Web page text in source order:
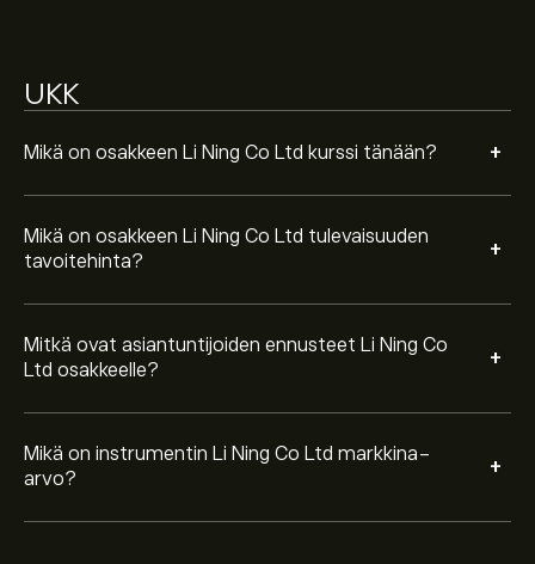
UKK
Mikä on osakkeen Li Ning Co Ltd kurssi tänään? +
Mikä on osakkeen Li Ning Co Ltd tulevaisuuden
tavoitehinta?
+
Mitkä ovat asiantuntijoiden ennusteet Li Ning Co
Ltd osakkeelle?
+
Mikä on instrumentin Li Ning Co Ltd markkina-
arvo?
+